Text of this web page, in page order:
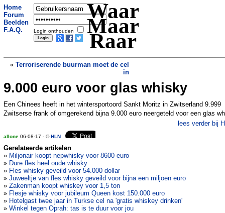
Home
Forum
Beelden
F.A.Q.
Login onthouden
Waar
Maar
Raar
« Terroriserende buurman moet de cel
in
Man houdt vrouw en kinderen al twee
jaar gevangen
»
9.000 euro voor glas whisky
Een Chinees heeft in het wintersportoord Sankt Moritz in Zwitserland 9.999
Zwitserse frank of omgerekend bijna 9.000 euro neergeteld voor een glas
lees verder bij
allone 06-08-17 - ©HLN
Gerelateerde artikelen
» Miljonair koopt nepwhisky voor 8600 euro
» Dure fles heel oude whisky
» Fles whisky geveild voor 54.000 dollar
» Juweeltje van fles whisky geveild voor bijna een miljoen euro
» Zakenman koopt whiskey voor 1,5 ton
» Flesje whisky voor jubileum Queen kost 150.000 euro
» Hotelgast twee jaar in Turkse cel na 'gratis whiskey drinken'
» Winkel tegen Oprah: tas is te duur voor jou